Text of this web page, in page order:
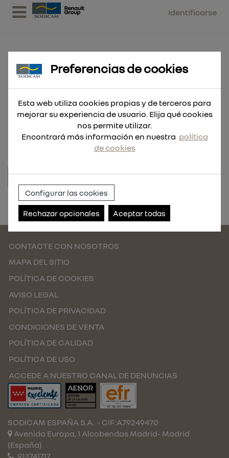
Identificarse
CARTUCHO ROSCADO DE GRASA
SISTEMA LUBE SHUTTLE
HIGH TEMP EP.2L HT 400GR (CAJA 24UD)
Referencia:RDC221.EP2LHT
CONTACTE CON NOSOTROS
MAPA DEL SITIO
POLÍTICA DE COOKIES
AVISO LEGAL
POLÍTICA DE PRIVACIDAD
CONDICIONES DE VENTA
POLÍTICA DE CALIDAD
POLÍTICA DE USO
ACCEDE A NUESTRO CANAL DE DENUNCIAS
SODICAM ESPAÑA S.A. - CIF:A79249470
Avenida Europa, 1 Alcobendas Madrid- Madrid
(España)
Preferencias de cookies
Esta web utiliza cookies propias y de terceros para
mejorar su experiencia de usuario. Elija qué cookies
nos permite utilizar.
Encontrará más información en nuestra política
de cookies
Configurar las cookies
Rechazar opcionales Aceptar todas